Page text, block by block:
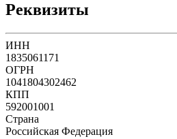
Реквизиты
ИНН
1835061171
ОГРН
1041804302462
КПП
592001001
Страна
Российская Федерация